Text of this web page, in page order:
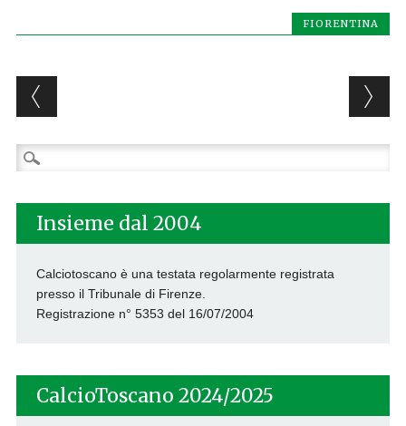
FIORENTINA
Post navigation
Ricerca
per:
Insieme dal 2004
Calciotoscano è una testata regolarmente registrata
presso il Tribunale di Firenze.
Registrazione n° 5353 del 16/07/2004
CalcioToscano 2024/2025